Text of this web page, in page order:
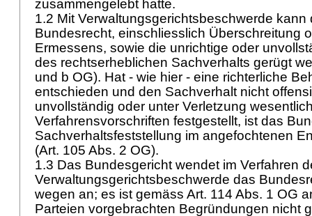
zusammengelebt hatte.
1.2 Mit Verwaltungsgerichtsbeschwerde kann
Bundesrecht, einschliesslich Überschreitung
Ermessens, sowie die unrichtige oder
des rechtserheblichen Sachverhalts gerügt
und b OG). Hat - wie hier - eine richterliche
entschieden und den Sachverhalt nicht
unvollständig oder unter Verletzung
Verfahrensvorschriften festgestellt, ist das
Sachverhaltsfeststellung im angefochtenen
(Art. 105 Abs. 2 OG).
1.3 Das Bundesgericht wendet im Verfahren
Verwaltungsgerichtsbeschwerde das
wegen an; es ist gemäss Art. 114 Abs. 1 OG
Parteien vorgebrachten Begründungen nicht